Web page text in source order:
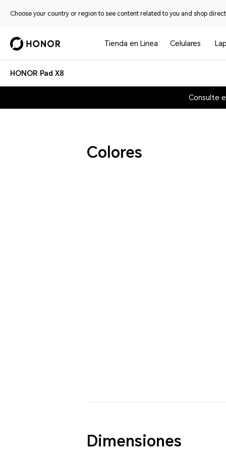
Choose your country or region to see content related to you and shop
Tienda en Linea Celulares
HONOR Pad X8
Consulte
Colores
Dimensiones